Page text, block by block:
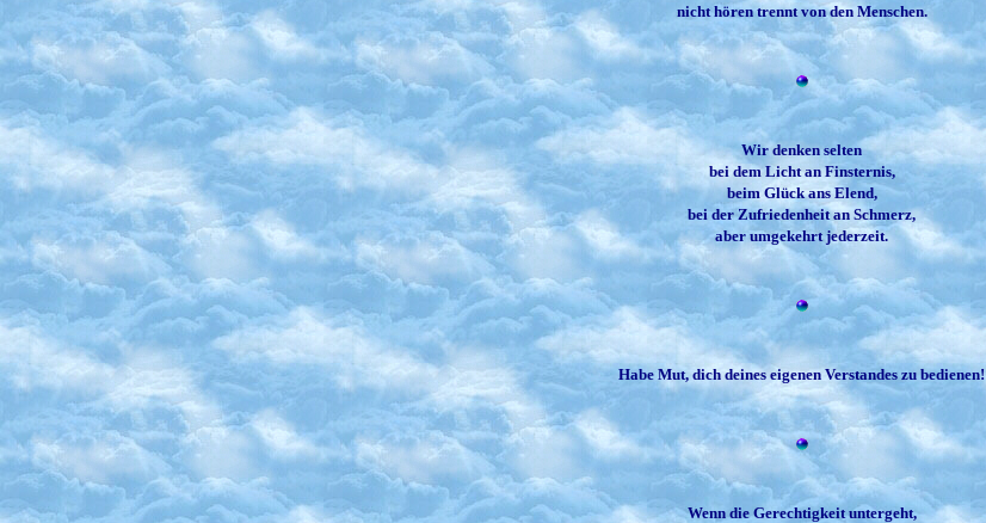
nicht hören trennt von den Menschen.
Wir denken selten
bei dem Licht an Finsternis,
beim Glück ans Elend,
bei der Zufriedenheit an Schmerz,
aber umgekehrt jederzeit.
Habe Mut, dich deines eigenen Verstandes zu bedienen!
Wenn die Gerechtigkeit untergeht,